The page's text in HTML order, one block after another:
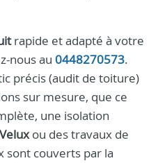
rapide et adapté à votre
nous au 0448270573.
précis (audit de toiture)
sur mesure, que ce
une isolation
Veluxou des travaux de
sont couverts par la